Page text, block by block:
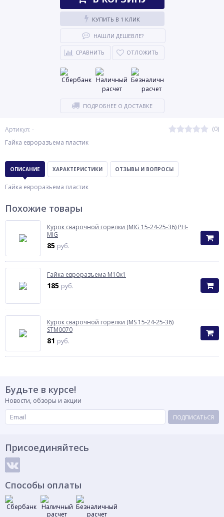
Артикул: -
(0)
Гайка евроразъема пластик
КУПИТЬ В 1 КЛИК
НАШЛИ ДЕШЕВЛЕ?
СРАВНИТЬ ОТЛОЖИТЬ
ПОДРОБНЕЕ О ДОСТАВКЕ
ОПИСАНИЕ ХАРАКТЕРИСТИКИ ОТЗЫВЫ И ВОПРОСЫ
Гайка евроразъема пластик
Похожие товары
Курок сварочной горелки (MIG 15-24-25-36) PH-
MIG
85 руб.
Гайка евроразъема М10х1
185 руб.
Курок сварочной горелки (MS 15-24-25-36)
STM0070
81 руб.
Будьте в курсе!
Новости, обзоры и акции
ПОДПИСАТЬСЯ
Присоединяйтесь
Способы оплаты